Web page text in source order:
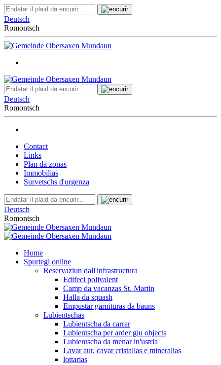
Deutsch
Romontsch
Deutsch
Romontsch
Contact
Links
Plan da zonas
Immobilias
Survetschs d'urgenza
Deutsch
Romontsch
Home
Spurtegl online
Reservaziun dall'infrastructura
Edifeci polivalent
Camp da vacanzas St. Martin
Halla da squash
Empustar garnituras da bauns
Lubientschas
Lubientscha da carrar
Lubientscha per arder giu objects
Lubientscha da menar in'ustria
Lavar aur, cavar cristallas e mineralias
lottarias